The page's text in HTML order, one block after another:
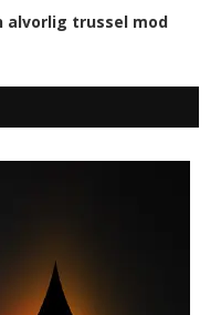
alvorlig trussel mod